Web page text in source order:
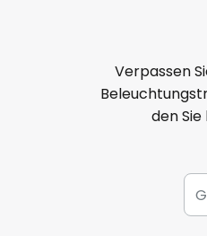
Verpassen
den